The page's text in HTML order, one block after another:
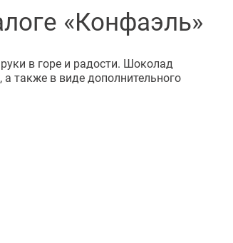
«Конфаэль»
в горе и радости. Шоколад
также в виде дополнительного